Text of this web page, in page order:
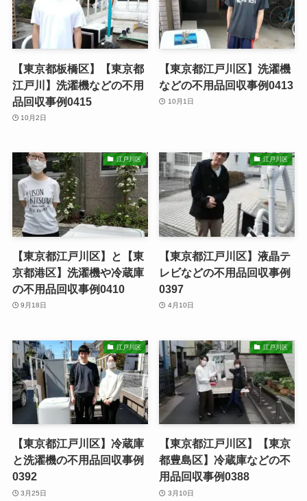
【東京都板橋区】【東京都
江戸川】洗濯機などの不用
品回収事例0415
10月2日
【東京都江戸川区】洗濯機
などの不用品回収事例0413
10月1日
江戸川区
【東京都江戸川区】と【東
京都港区】洗濯機や冷蔵庫
の不用品回収事例0410
9月18日
江戸川区
【東京都江戸川区】液晶テ
レビなどの不用品回収事例
0397
4月10日
江戸川区
【東京都江戸川区】冷蔵庫
と洗濯機の不用品回収事例
0392
3月25日
江戸川区
【東京都江戸川区】【東京
都豊島区】冷蔵庫などの不
用品回収事例0388
3月10日